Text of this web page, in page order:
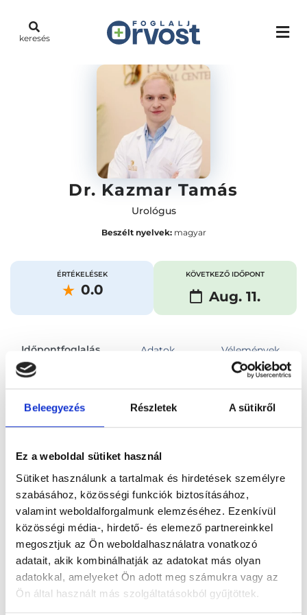
Beleegyezés Részletek A sütikről
Ez a weboldal sütiket használ
Sütiket használunk a tartalmak és hirdetések személyre
szabásához, közösségi funkciók biztosításához,
valamint weboldalforgalmunk elemzéséhez. Ezenkívül
közösségi média-, hirdető- és elemező partnereinkkel
megosztjuk az Ön weboldalhasználatra vonatkozó
adatait, akik kombinálhatják az adatokat más olyan
adatokkal, amelyeket Ön adott meg számukra vagy az
Ön által használt más szolgáltatásokból gyűjtöttek.
keresés
Dr. Kazmar Tamás
Urológus
Beszélt nyelvek:magyar
ÉRTÉKELÉSEK
0.0
KÖVETKEZŐ IDŐPONT
Aug. 11.
Időpontfoglalás Adatok Vélemények
Főoldal Orvosok Urológus
Urológus, Budapest, V. kerület Dr. Kazmar Tamás